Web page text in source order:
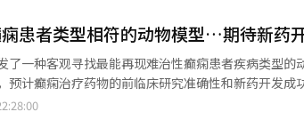
一直在努力确保平台的安全，并对保护青少年所取
保护问题的诉讼。下周，加利福尼亚州将开
检察长提起的另一项大规模儿童隐私保护诉讼。※
析系统，降低了废水排放量。 医院还持续管理温室气体潜力（GWP）较高的麻醉气体使
品和检验工作的数字化、在线发放病历副本等无纸
）”奖项。 在2024年，医院还在医疗行业首次获得“K-ESG经营大奖”的综合
着所有金融交易都停止。通过手机和互联网银行进行
的使用时间、可办理业务及系统维护时间可能因银行和设备而异。 ▲ 国
8月14日正常开盘，17日休市。根据韩国交易所的规
论是KOSPI还是KOSDAQ，通过替代交易所Nextrade进行的国内股票交易和
间均不进行。因此，17日的预市场、正式市场和盘后
患者类型相符的动物模型…期待新药
了一种客观寻找最能再现难治性癫痫患者疾病类型
预计癫痫治疗药物的前临床研究准确性和新药开发
科临床讲师金俊浩与生物医学系统信息学研究员李相